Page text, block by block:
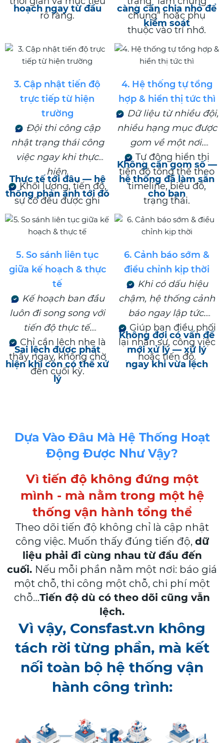
rõ ràng.
hoạch ngay từ đầu
chung” hoặc phụ
thuộc vào trí nhớ.
càng cần chia nhỏ để
kiểm soát
3. Cập nhật tiến độ
trực tiếp từ hiện
trường
Đội thi công cập
nhật trạng thái công
việc ngay khi thực
hiện.
Khối lượng, tiến độ,
sự cố đều được ghi
nhận tại thời điểm
phát sinh.
Thực tế tới đâu — hệ
thống phản ánh tới đó
4. Hệ thống tự tổng
hợp & hiển thị tức thì
Dữ liệu từ nhiều đội,
nhiều hạng mục được
gom về một nơi.
Tự động hiển thị
tiến độ tổng thể theo
timeline, biểu đồ,
trạng thái.
Không cần gom số —
hệ thống đã làm sẵn
cho bạn
5. So sánh liên tục
giữa kế hoạch & thực
tế
Kế hoạch ban đầu
luôn đi song song với
tiến độ thực tế.
Chỉ cần lệch nhẹ là
thấy ngay, không chờ
đến cuối kỳ.
Sai lệch được phát
hiện khi còn có thể xử
lý
6. Cảnh báo sớm &
điều chỉnh kịp thời
Khi có dấu hiệu
chậm, hệ thống cảnh
báo ngay lập tức.
Giúp bạn điều phối
lại nhân sự, công việc
hoặc tiến độ.
Không đợi có vấn đề
mới xử lý — xử lý
ngay khi vừa lệch
Dựa Vào Đâu Mà Hệ Thống Hoạt
Động Được Như Vậy?
Vì tiến độ không đứng một
mình - mà nằm trong một hệ
thống vận hành tổng thể
Theo dõi tiến độ không chỉ là cập nhật
công việc. Muốn thấy đúng tiến độ, dữ
liệu phải đi cùng nhau từ đầu đến
cuối. Nếu mỗi phần nằm một nơi: báo giá
một chỗ, thi công một chỗ, chi phí một
chỗ…Tiến độ dù có theo dõi cũng vẫn
lệch.
Vì vậy, Consfast.vn không
tách rời từng phần, mà kết
nối toàn bộ hệ thống vận
hành công trình: